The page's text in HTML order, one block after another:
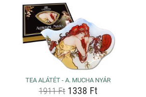
TEA ALÁTÉT - A. MUCHA NYÁR
1911 Ft 1338 Ft